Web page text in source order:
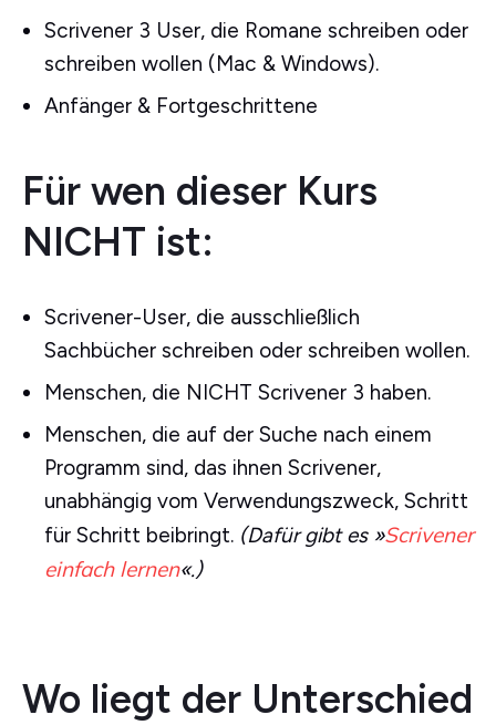
Scrivener 3 User, die Romane schreiben oder
schreiben wollen (Mac & Windows).
Anfänger & Fortgeschrittene
Für wen dieser Kurs
NICHT ist:
Scrivener-User, die ausschließlich
Sachbücher schreiben oder schreiben wollen.
Menschen, die NICHT Scrivener 3 haben.
Menschen, die auf der Suche nach einem
Programm sind, das ihnen Scrivener,
unabhängig vom Verwendungszweck, Schritt
für Schritt beibringt. (Dafür gibt es »Scrivener
einfach lernen«.)
Wo liegt der Unterschied